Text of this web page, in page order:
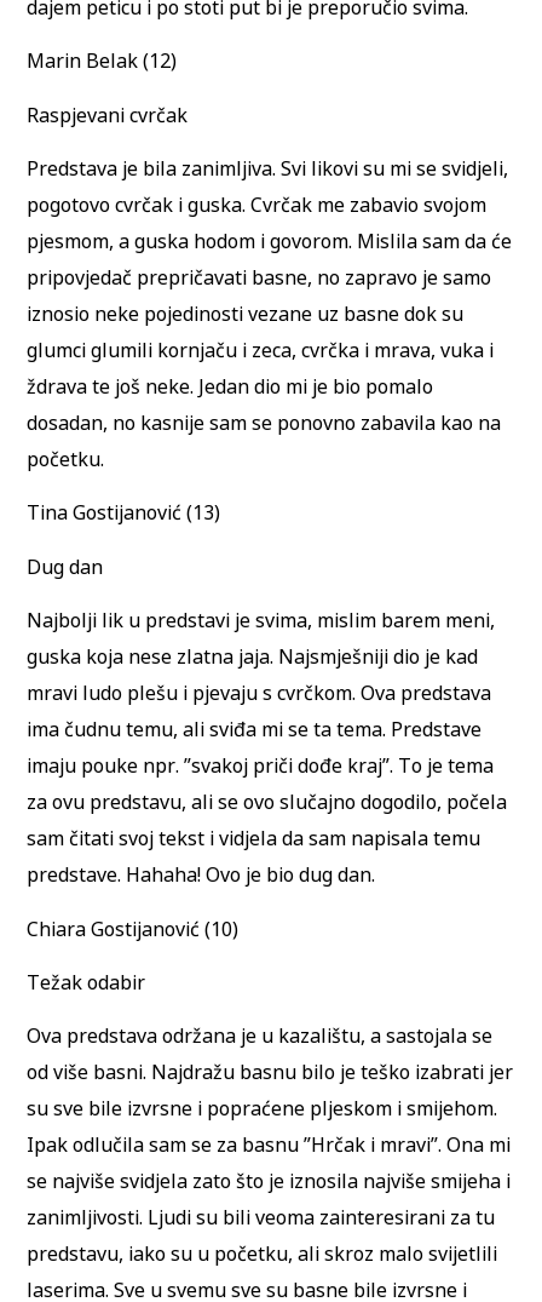
dajem peticu i po stoti put bi je preporučio svima.
Marin Belak (12)
Raspjevani cvrčak
Predstava je bila zanimljiva. Svi likovi su mi se svidjeli,
pogotovo cvrčak i guska. Cvrčak me zabavio svojom
pjesmom, a guska hodom i govorom. Mislila sam da će
pripovjedač prepričavati basne, no zapravo je samo
iznosio neke pojedinosti vezane uz basne dok su
glumci glumili kornjaču i zeca, cvrčka i mrava, vuka i
ždrava te još neke. Jedan dio mi je bio pomalo
dosadan, no kasnije sam se ponovno zabavila kao na
početku.
Tina Gostijanović (13)
Dug dan
Najbolji lik u predstavi je svima, mislim barem meni,
guska koja nese zlatna jaja. Najsmješniji dio je kad
mravi ludo plešu i pjevaju s cvrčkom. Ova predstava
ima čudnu temu, ali sviđa mi se ta tema. Predstave
imaju pouke npr. ”svakoj priči dođe kraj”. To je tema
za ovu predstavu, ali se ovo slučajno dogodilo, počela
sam čitati svoj tekst i vidjela da sam napisala temu
predstave. Hahaha! Ovo je bio dug dan.
Chiara Gostijanović (10)
Težak odabir
Ova predstava održana je u kazalištu, a sastojala se
od više basni. Najdražu basnu bilo je teško izabrati jer
su sve bile izvrsne i popraćene pljeskom i smijehom.
Ipak odlučila sam se za basnu ”Hrčak i mravi”. Ona mi
se najviše svidjela zato što je iznosila najviše smijeha i
zanimljivosti. Ljudi su bili veoma zainteresirani za tu
predstavu, iako su u početku, ali skroz malo svijetlili
laserima. Sve u svemu sve su basne bile izvrsne i